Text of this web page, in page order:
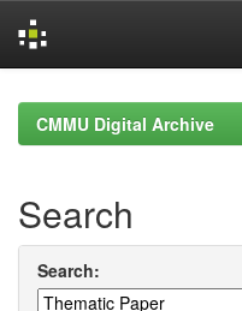
navigationCMMU Digital Archive
Search
Search: